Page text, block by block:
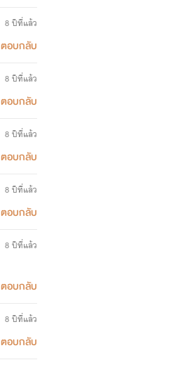
8 ปีที่แล้ว
ตอบกลับ
8 ปีที่แล้ว
ตอบกลับ
8 ปีที่แล้ว
ตอบกลับ
8 ปีที่แล้ว
ตอบกลับ
8 ปีที่แล้ว
ตอบกลับ
8 ปีที่แล้ว
ตอบกลับ